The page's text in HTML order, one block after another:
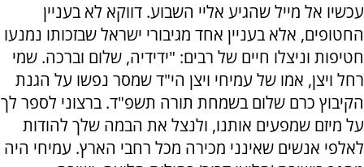
עכשיו אל מייל שהגיע אליי השבוע. דווקא לא בעניין
החטופים, אלא בעניין אחד מגיבורי ישראל שבזכותו נמנעו
חטיפות וניצלו חיים של רבים: "ידידיה, שלום וברכה. שמי
רחל ויצן, אמו של עמיחי ויצן הי"ד שמסר נפשו על הגנת
הקיבוץ כרם שלום בשמחת תורה תשפ"ד. ברצוני לספר לך
על מיזם שמפעים אותנו, ולנצל את הבמה שלך להודות
לאלפי אנשים שאינני מכירה מכל רחבי הארץ. עמיחי היה